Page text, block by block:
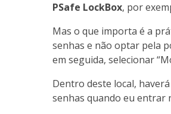
PSafe LockBox, por
Mas o que importa é a
senhas e não optar pela
em seguida, selecionar
Dentro deste local,
senhas quando eu entrar